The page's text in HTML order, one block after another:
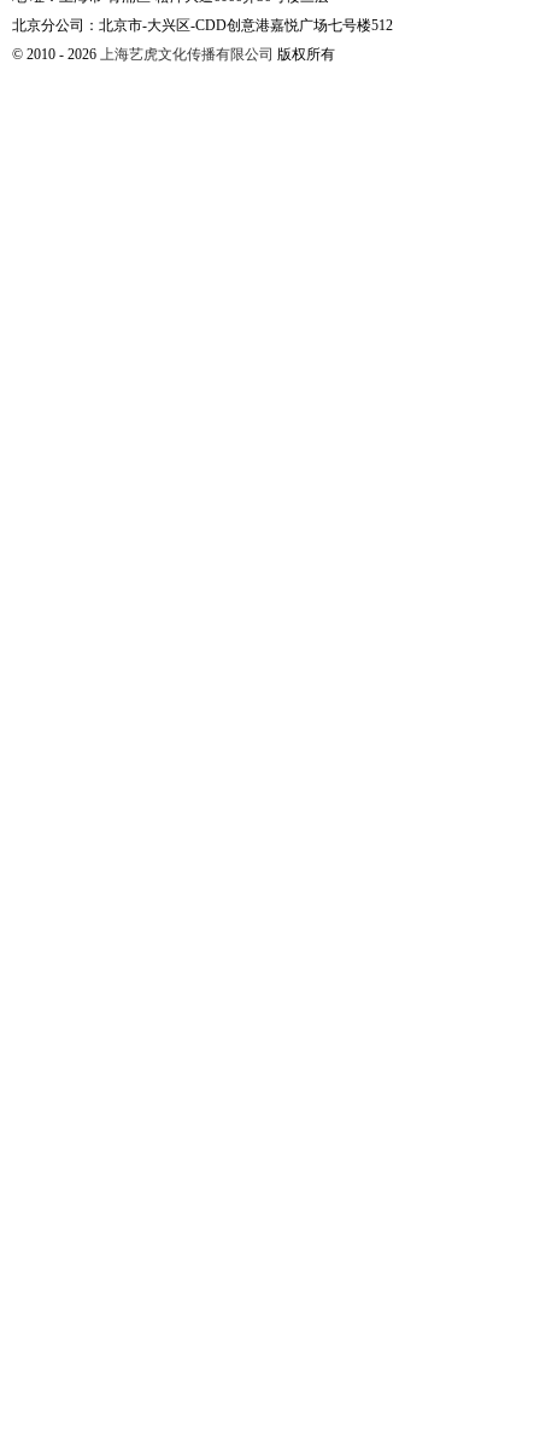
北京分公司：北京市-大兴区-CDD创意港嘉悦广场七号楼512
© 2010 - 2026 上海艺虎文化传播有限公司 版权所有